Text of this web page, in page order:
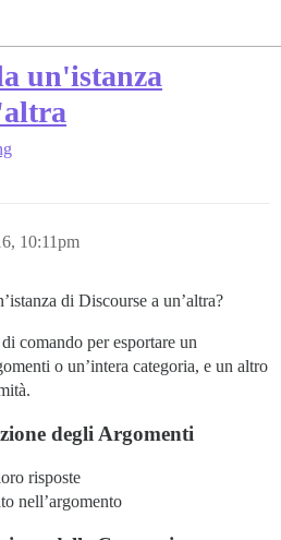
un'istanza
10:11pm
di Discourse a un’altra?
comando per esportare un
o un’intera categoria, e un altro
degli Argomenti
risposte
nell’argomento